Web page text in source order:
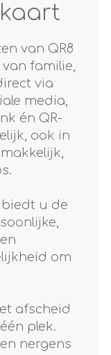
van QR8
familie,
via
media,
én QR-
ook in
u de
om
afscheid
plek.
nergens